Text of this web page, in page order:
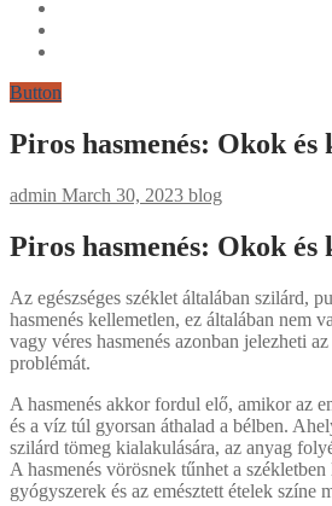
Button
Piros hasmenés: Okok és
admin March 30, 2023 blog
Piros hasmenés: Okok és
Az egészséges széklet általában szilárd,
hasmenés kellemetlen, ez általában nem
vagy véres hasmenés azonban jelezheti
problémát.
A hasmenés akkor fordul elő, amikor az
és a víz túl gyorsan áthalad a bélben.
szilárd tömeg kialakulására, az anyag
A hasmenés vörösnek tűnhet a
gyógyszerek és az emésztett ételek színe